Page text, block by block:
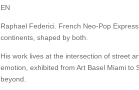
EN
Raphael Federici. French Neo-Pop
continents, shaped by both.
His work lives at the intersection of street
emotion, exhibited from Art Basel Miami to
beyond.